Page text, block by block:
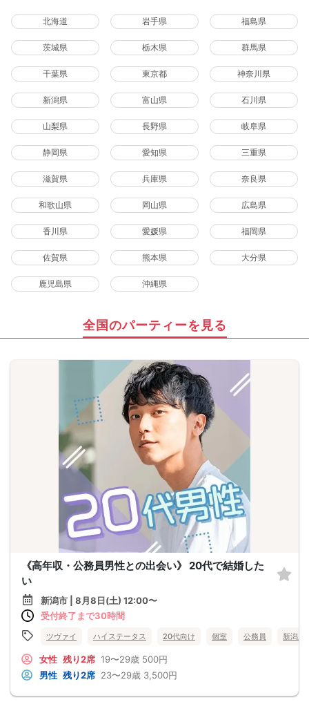
北海道 岩手県 福島県
茨城県 栃木県 群馬県
千葉県 東京都 神奈川県
新潟県 富山県 石川県
山梨県 長野県 岐阜県
静岡県 愛知県 三重県
滋賀県 兵庫県 奈良県
和歌山県 岡山県 広島県
香川県 愛媛県 福岡県
佐賀県 熊本県 大分県
鹿児島県 沖縄県
全国のパーティーを見る
《高年収・公務員男性との出会い》 20代で結婚した
い
新潟市 | 8月8日(土) 12:00〜
受付終了まで30時間
ツヴァイ ハイステータス 20代向け 個室 公務員 新潟県
女性 残り2席 19〜29歳 500円
男性 残り2席 23〜29歳 3,500円